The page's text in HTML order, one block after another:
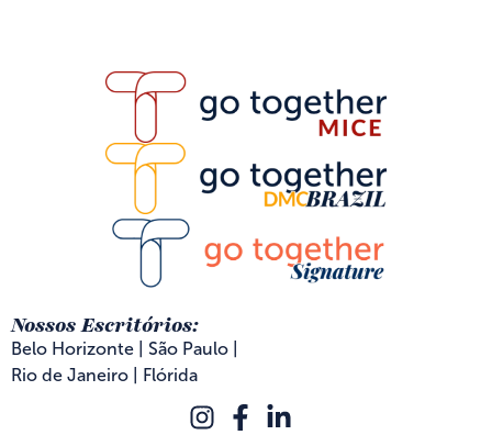
Nossos Escritórios:
Belo Horizonte | São Paulo |
Rio de Janeiro | Flórida